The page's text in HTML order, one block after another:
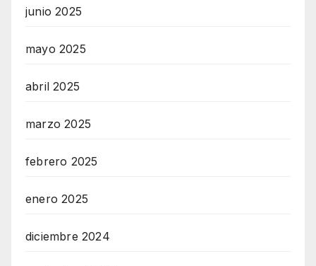
junio 2025
mayo 2025
abril 2025
marzo 2025
febrero 2025
enero 2025
diciembre 2024